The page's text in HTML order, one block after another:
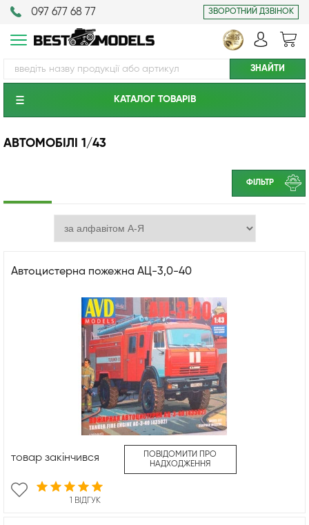
097 677 68 77 ЗВОРОТНИЙ ДЗВІНОК
КАТАЛОГ ТОВАРIВ
АВТОМОБІЛІ 1/43
ФІЛЬТР
Автоцистерна пожежна АЦ-3,0-40
1 ВІДГУК
товар закінчився
ПОВІДОМИТИ ПРО
НАДХОДЖЕННЯ